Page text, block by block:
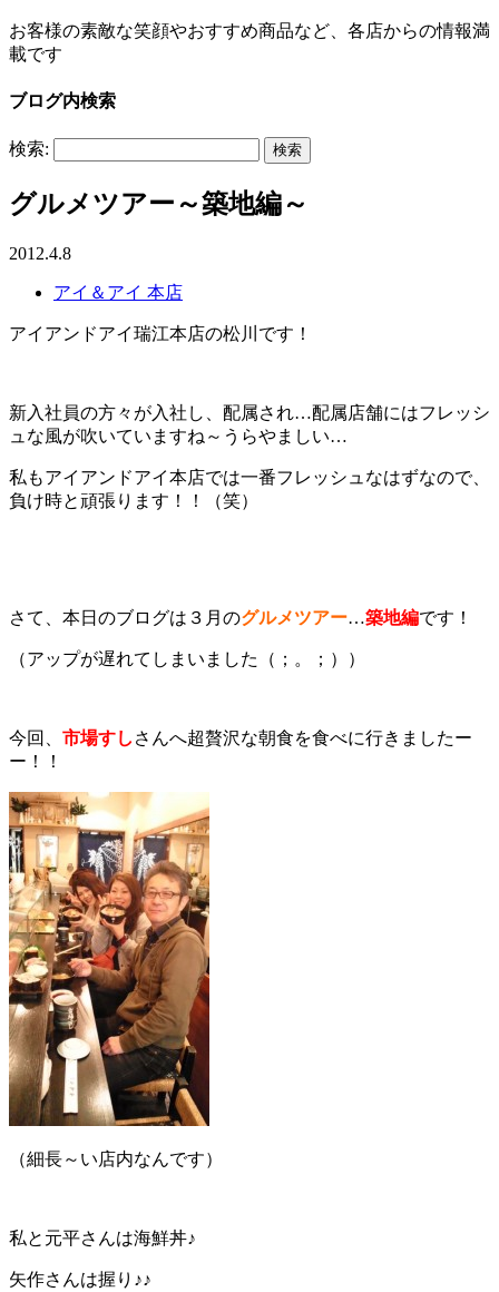
お客様の素敵な笑顔やおすすめ商品など、各店からの情報満
載です
ブログ内検索
検索:
グルメツアー～築地編～
2012.4.8
アイ＆アイ 本店
アイアンドアイ瑞江本店の松川です！
新入社員の方々が入社し、配属され…配属店舗にはフレッシ
ュな風が吹いていますね～うらやましい…
私もアイアンドアイ本店では一番フレッシュなはずなので、
負け時と頑張ります！！（笑）
さて、本日のブログは３月のグルメツアー…築地編です！
（アップが遅れてしまいました（；。；））
今回、 市場すし さんへ超贅沢な朝食を食べに行きましたー
ー！！
（細長～い店内なんです）
私と元平さんは海鮮丼♪
矢作さんは握り♪♪